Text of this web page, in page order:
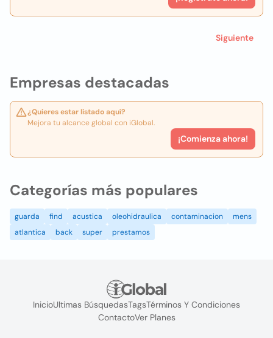
Empresas destacadas
¿Quieres estar listado aquí?
Mejora tu alcance global con iGlobal.
¡Comienza ahora!
Siguiente
Categorías más populares
guarda find acustica oleohidraulica contaminacion
mens
atlantica
back super prestamos
InicioUltimas BúsquedasTagsTérminos Y Condiciones
ContactoVer Planes